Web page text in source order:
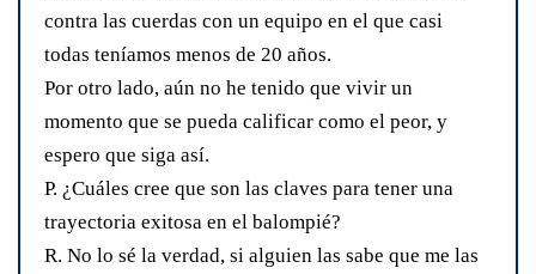
contra las cuerdas con un equipo en el que casi
todas teníamos menos de 20 años.
Por otro lado, aún no he tenido que vivir un
momento que se pueda calificar como el peor, y
espero que siga así.
P. ¿Cuáles cree que son las claves para tener una
trayectoria exitosa en el balompié?
R. No lo sé la verdad, si alguien las sabe que me las